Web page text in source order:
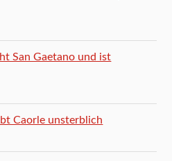
San Gaetano und ist
Caorle unsterblich